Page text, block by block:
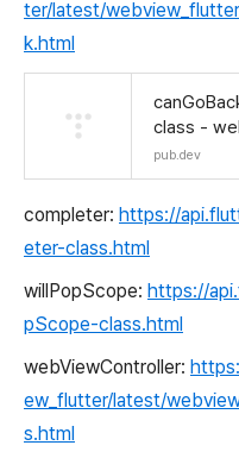
ter/latest/
k.html
class -
pub.dev
completer: https://
eter-class.html
willPopScope: https://
pScope-class.html
webViewController:
ew_flutter/latest/
s.html